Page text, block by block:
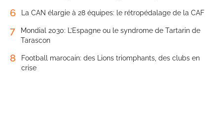
6 La CAN élargie à 28 équipes: le rétropédalage de la CAF
7
Mondial 2030: L’Espagne ou le syndrome de Tartarin de
Tarascon
8
Football marocain: des Lions triomphants, des clubs en
crise